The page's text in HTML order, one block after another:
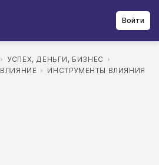
Войти
УСПЕХ, ДЕНЬГИ, БИЗНЕС
ВЛИЯНИЕ ИНСТРУМЕНТЫ ВЛИЯНИЯ